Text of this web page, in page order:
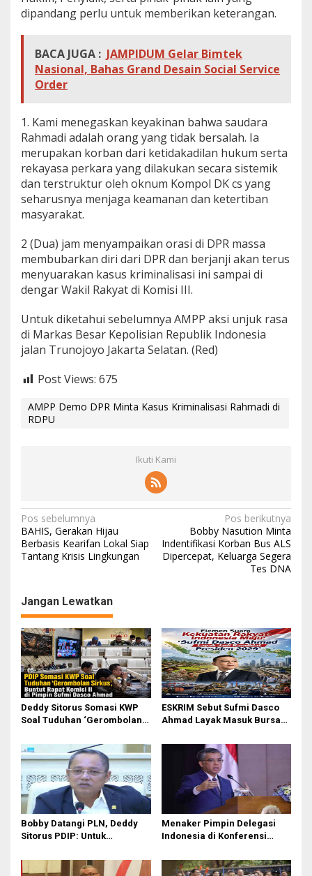
dipandang perlu untuk memberikan keterangan.
BACA JUGA : JAMPIDUM Gelar Bimtek
Nasional, Bahas Grand Desain Social Service
Order
1. Kami menegaskan keyakinan bahwa saudara
Rahmadi adalah orang yang tidak bersalah. Ia
merupakan korban dari ketidakadilan hukum serta
rekayasa perkara yang dilakukan secara sistemik
dan terstruktur oleh oknum Kompol DK cs yang
seharusnya menjaga keamanan dan ketertiban
masyarakat.
2 (Dua) jam menyampaikan orasi di DPR massa
membubarkan diri dari DPR dan berjanji akan terus
menyuarakan kasus kriminalisasi ini sampai di
dengar Wakil Rakyat di Komisi III.
Untuk diketahui sebelumnya AMPP aksi unjuk rasa
di Markas Besar Kepolisian Republik Indonesia
jalan Trunojoyo Jakarta Selatan. (Red)
Post Views: 675
AMPP Demo DPR Minta Kasus Kriminalisasi Rahmadi di
RDPU
Ikuti Kami
Navigasi
pos
Pos sebelumnya
BAHIS, Gerakan Hijau
Berbasis Kearifan Lokal Siap
Tantang Krisis Lingkungan
Pos berikutnya
Bobby Nasution Minta
Indentifikasi Korban Bus ALS
Dipercepat, Keluarga Segera
Tes DNA
Jangan Lewatkan
Deddy Sitorus Somasi KWP
Soal Tuduhan ‘Gerombolan
II Dipimpin Sufmi Dasco
Ahmad
ESKRIM Sebut Sufmi Dasco
Ahmad Layak Masuk Bursa
Bobby Datangi PLN, Deddy
Sitorus PDIP: Untuk
Gubernurnya Gak Paham?
Menaker Pimpin Delegasi
Indonesia di Konferensi
ke-114